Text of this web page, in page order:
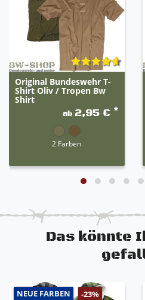
Original Bundeswehr T-
Shirt Oliv / Tropen Bw
Shirt
ab 2,95 € *
2 Farben
Das könnte
NEUE FARBEN -23%